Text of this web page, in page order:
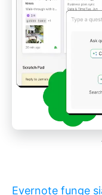
Evernote funge